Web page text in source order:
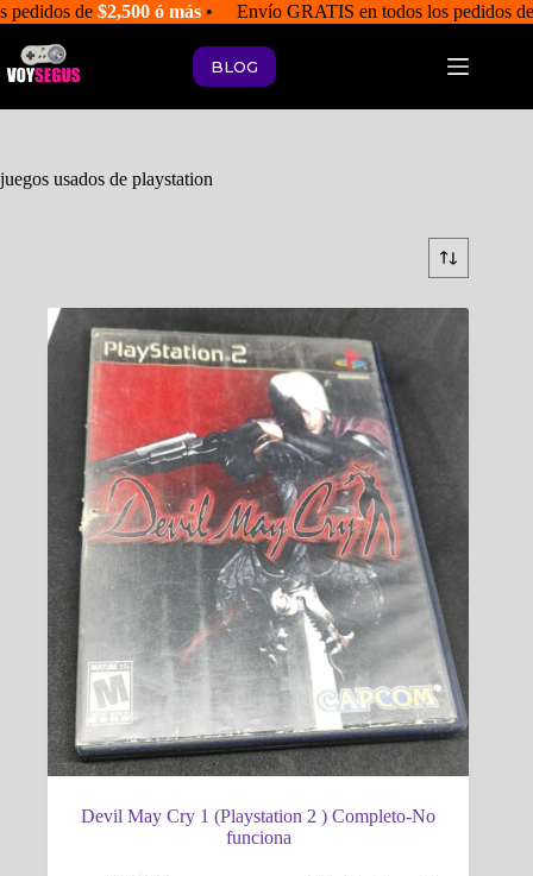
Saltar
al
contenido
pedidos de$2,500 ó más • Envío GRATIS en todos los pedidos
BLOG
juegos usados de playstation
Devil May Cry 1 (Playstation 2 ) Completo-No
funciona